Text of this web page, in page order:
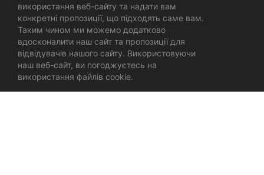
використання веб-сайту та надати вам
конкретні пропозиції, що підходять саме вам.
Таким чином ми можемо додатково
вдосконалити наш сайт та пропозиції для
відвідувачів нашого сайту. Використовуючи
наш веб-сайт, ви погоджуєтесь на
використання файлів cookie.